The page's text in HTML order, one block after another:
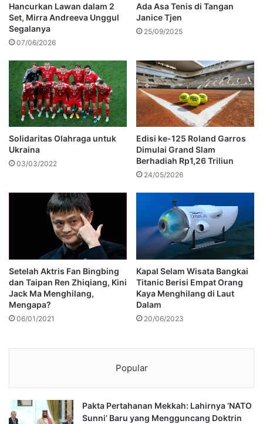
Hancurkan Lawan dalam 2
Set, Mirra Andreeva Unggul
Segalanya
07/06/2026
Ada Asa Tenis di Tangan
Janice Tjen
25/09/2025
Solidaritas Olahraga untuk
Ukraina
03/03/2022
Edisi ke-125 Roland Garros
Dimulai Grand Slam
Berhadiah Rp1,26 Triliun
24/05/2026
Setelah Aktris Fan Bingbing
dan Taipan Ren Zhiqiang, Kini
Jack Ma Menghilang,
Mengapa?
06/01/2021
Kapal Selam Wisata Bangkai
Titanic Berisi Empat Orang
Kaya Menghilang di Laut
Dalam
20/06/2023
Popular
Pakta Pertahanan Mekkah: Lahirnya ‘NATO
Sunni’ Baru yang Mengguncang Doktrin